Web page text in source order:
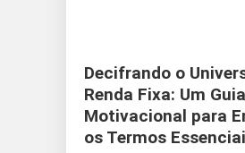
Decifrando o
Renda Fixa: Um Guia
Motivacional para
os Termos